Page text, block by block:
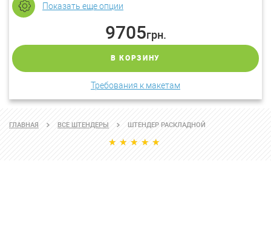
Показать еще опции
9705грн.
В КОРЗИНУ
Требования к макетам
ГЛАВНАЯ ВСЕ ШТЕНДЕРЫ ШТЕНДЕР РАСКЛАДНОЙ